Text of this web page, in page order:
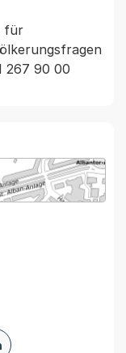
für
267 90 00
von MapBS.
wird in einem